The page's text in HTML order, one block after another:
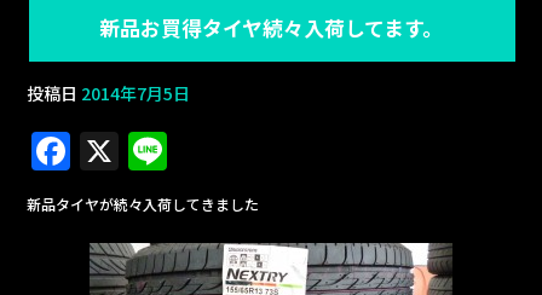
新品お買得タイヤ続々入荷してます。
投稿日 2014年7月5日
F
a
c
e
X
n
e
新品タイヤが続々入荷してきました